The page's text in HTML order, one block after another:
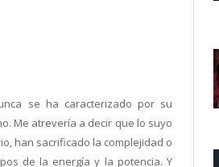
se ha caracterizado por su
Me atrevería a decir que lo suyo
, han sacrificado la complejidad o
de la energía y la potencia. Y